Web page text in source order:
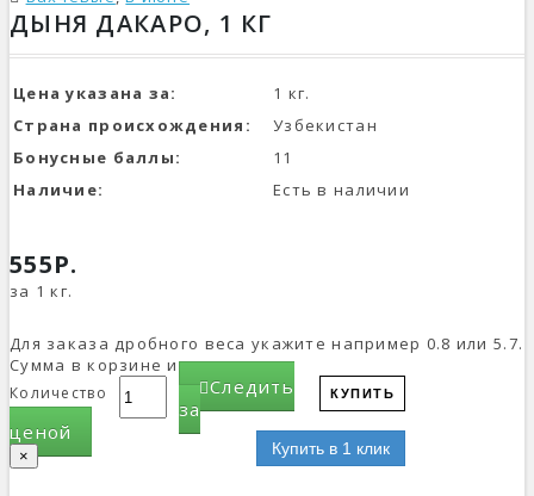
ДЫНЯ ДАКАРО, 1 КГ
Цена указана за:
1 кг.
Страна происхождения:
Узбекистан
Бонусные баллы:
11
Наличие:
Есть в наличии
555Р.
за 1 кг.
Для заказа дробного веса укажите например 0.8 или 5.7.
Сумма в корзине изменится.
Количество КУПИТЬ
Купить в 1 клик
Следить
за
ценой
×